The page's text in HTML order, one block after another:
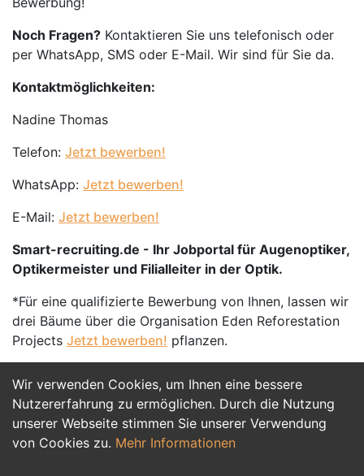
Wir verwenden Cookies, um Ihnen eine bessere
Nutzererfahrung zu ermöglichen. Durch die Nutzung
unserer Webseite stimmen Sie unserer Verwendung
von Cookies zu. Mehr Informationen
Noch Fragen? Kontaktieren Sie uns telefonisch oder
per WhatsApp, SMS oder E-Mail. Wir sind für Sie da.
Kontaktmöglichkeiten:
Nadine Thomas
Telefon: Jetzt bewerben!
WhatsApp: Jetzt bewerben!
E-Mail: Jetzt bewerben!
Smart-recruiting.de - Ihr Jobportal für Augenoptiker,
Optikermeister und Filialleiter in der Optik.
*Für eine qualifizierte Bewerbung von Ihnen, lassen wir
drei Bäume über die Organisation Eden Reforestation
Projects Jetzt bewerben! pflanzen.
Jetzt Bewerben